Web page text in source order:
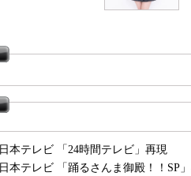
日本テレビ 「24時間テレビ」再現
日本テレビ 「踊るさんま御殿！！SP